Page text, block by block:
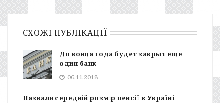
СХОЖІ ПУБЛІКАЦІЇ
До конца года будет закрыт еще
один банк
06.11.2018
Назвали середній розмір пенсії в Україні